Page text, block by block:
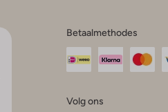
Betaalmethodes
Volg ons